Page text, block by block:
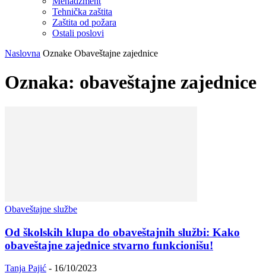
Tehnička zaštita
Zaštita od požara
Ostali poslovi
Naslovna Oznake Obaveštajne zajednice
Oznaka: obaveštajne zajednice
Obaveštajne službe
Od školskih klupa do obaveštajnih službi: Kako
obaveštajne zajednice stvarno funkcionišu!
Tanja Pajić - 16/10/2023